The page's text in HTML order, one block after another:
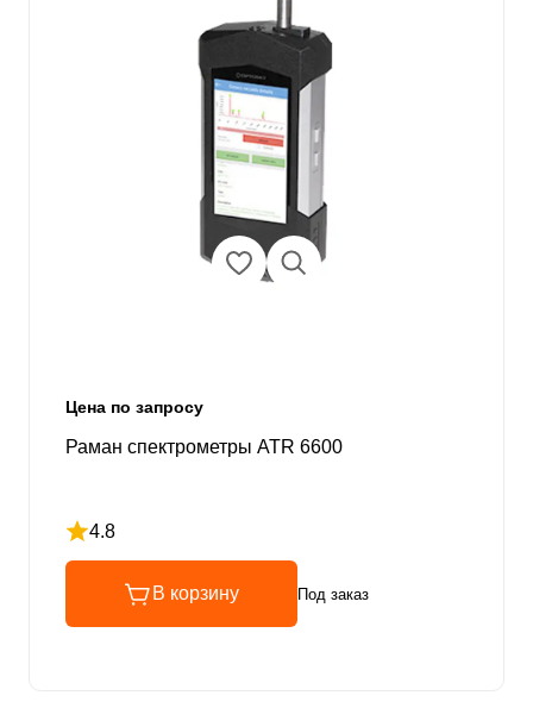
Цена по запросу
Раман спектрометры ATR 6600
4.8
Рейтинг 4.8 из 5
В корзину Под заказ